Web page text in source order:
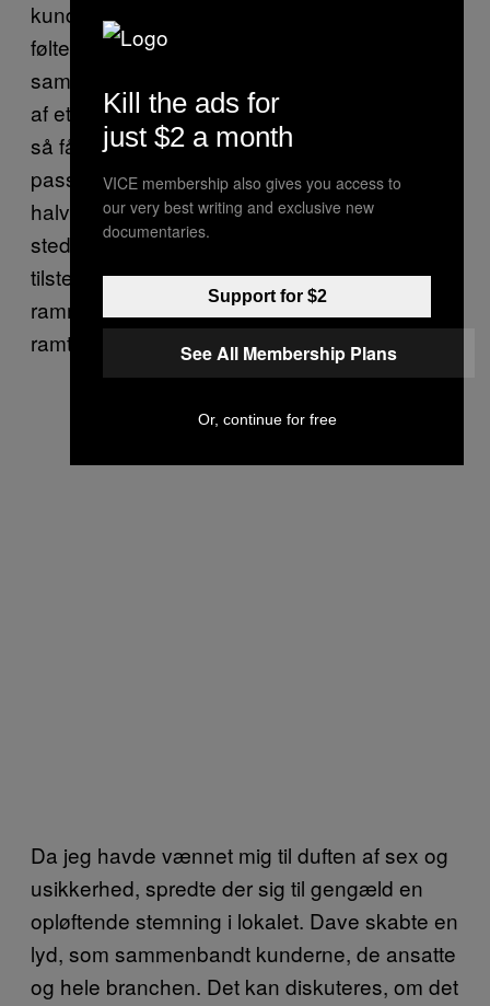
kundernes opmærksomhed og penge, så
føltes bordellet mere lyssky og var ikke på
samme måde en social arena. Selvom nogle
af etablissementerne i Melbourne er lovlige,
så får købesexens stigma gæsterne til at
passe sig selv. Dave er selv gemt væk i
halvmørket, og de fleste af mændene på
stedet er ikke engang klar over hans
tilstedeværelse. Hvis Dave ønskede at
ramme bunden, så var det her meget godt
ramt.
Da jeg havde vænnet mig til duften af sex og
usikkerhed, spredte der sig til gengæld en
opløftende stemning i lokalet. Dave skabte en
lyd, som sammenbandt kunderne, de ansatte
og hele branchen. Det kan diskuteres, om det
Kill the ads for
just $2 a month
VICE membership also gives you access to
our very best writing and exclusive new
documentaries.
Support for $2
See All Membership Plans
Or, continue for free